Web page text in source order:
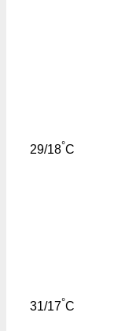
29/18°C
31/17°C